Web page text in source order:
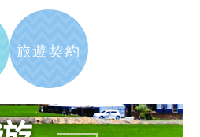
旅遊契約